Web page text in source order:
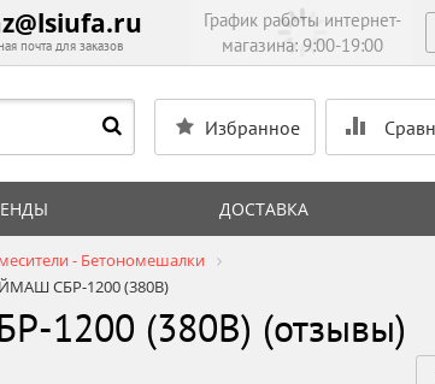
почта для заказов
График работы интернет-
магазина: 9:00-19:00
Избранное
ДОСТАВКА
- Бетономешалки
СБР-1200 (380В)
1200 (380В) (отзывы)